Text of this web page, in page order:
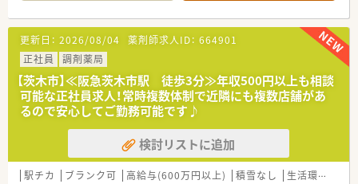
【募集背景と求める人物像について】
■在宅業務の拡大に伴い、扶養内パートとして週1日～3日程度
ご勤務いただける方を募集します。
■4在宅業務（特に配薬）のご経験がある方を歓迎しています。
■午前中のみの勤務も可能ですので、ご家庭の都合に合わせて働
きたい方に最適です。
【勤務実態について】
■扶養枠の範囲内で、午前中のみ（例：9:00～13:00）といった柔
軟なシフトに対応可能です。
■常勤薬剤師が5名在籍していますが、コアタイム以外は一人薬
更新日： 2026/08/04 薬剤師求人ID： 664901
正社員
調剤薬局
【茨木市】≪阪急茨木市駅 徒歩3分≫年収500円以上も相談
可能な正社員求人！常時複数体制で近隣にも複数店舗があ
るので安心してご勤務可能です♪
検討リストに追加
駅チカ ブランク可 高給与(600万円以上) 積雪なし 生活環境充実